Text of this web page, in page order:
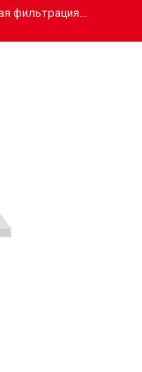
фильтрация…